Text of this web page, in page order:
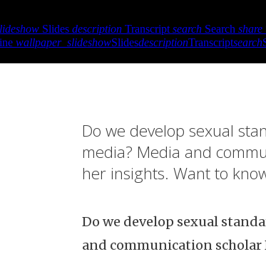
Do we develop sexual
media? Media and
her insights. Want to
Do we develop sexual
and communication